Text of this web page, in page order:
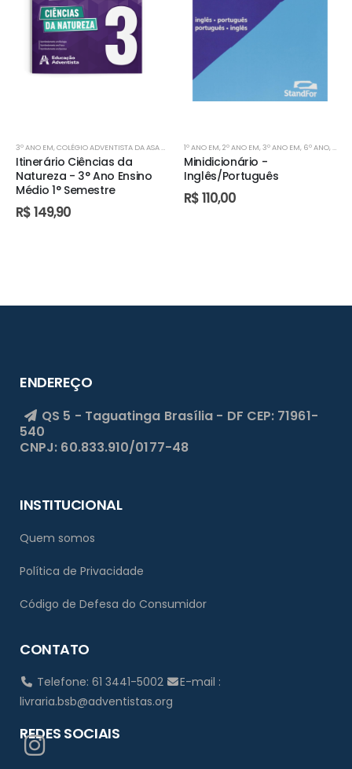
3º ANO EM,COLÉGIO ADVENTISTA DA ASA SUL COLÉGIO ADVENTISTA DE PLANALTINA,COLÉGIO
Itinerário Ciências da
Natureza - 3° Ano Ensino
Médio 1° Semestre
R$149,90
1º ANO EM,2º ANO EM,3º ANO EM, 6º ANO,7º
Minidicionário -
Inglês/Português
R$110,00
ENDEREÇO
QS 5 - Taguatinga Brasília - DF CEP: 71961-
540
CNPJ: 60.833.910/0177-48
INSTITUCIONAL
Quem somos
Política de Privacidade
Código de Defesa do Consumidor
CONTATO
Telefone: 61 3441-5002
E-mail :
livraria.bsb@adventistas.org
REDES SOCIAIS